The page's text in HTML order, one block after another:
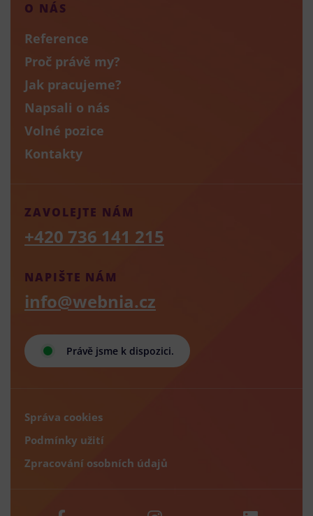
O NÁS
Reference
Proč právě my?
Jak pracujeme?
Napsali o nás
Volné pozice
Kontakty
Právě jsme k dispozici.
NAPIŠTE NÁM
info@webnia.cz
ZAVOLEJTE NÁM
+420 736 141 215
Správa cookies
Podmínky užití
Zpracování osobních údajů